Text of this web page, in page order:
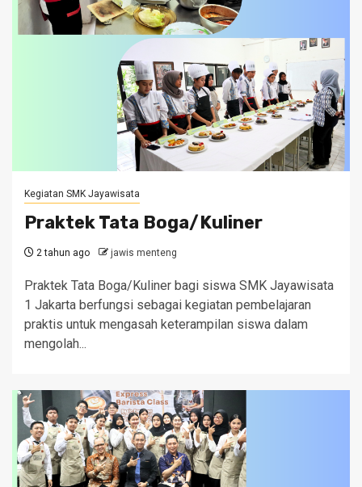
Kegiatan SMK Jayawisata
Praktek Tata Boga/Kuliner
2 tahun ago jawis menteng
Praktek Tata Boga/Kuliner bagi siswa SMK Jayawisata
1 Jakarta berfungsi sebagai kegiatan pembelajaran
praktis untuk mengasah keterampilan siswa dalam
mengolah...